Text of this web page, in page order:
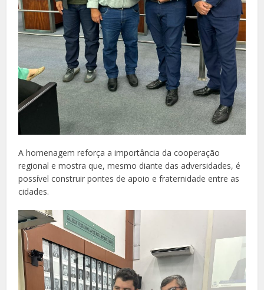
A homenagem reforça a importância da cooperação
regional e mostra que, mesmo diante das adversidades, é
possível construir pontes de apoio e fraternidade entre as
cidades.